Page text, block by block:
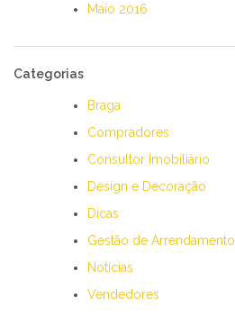
Maio 2016
Categorias
Braga
Compradores
Consultor Imobiliário
Design e Decoração
Dicas
Gestão de Arrendamento
Notícias
Vendedores